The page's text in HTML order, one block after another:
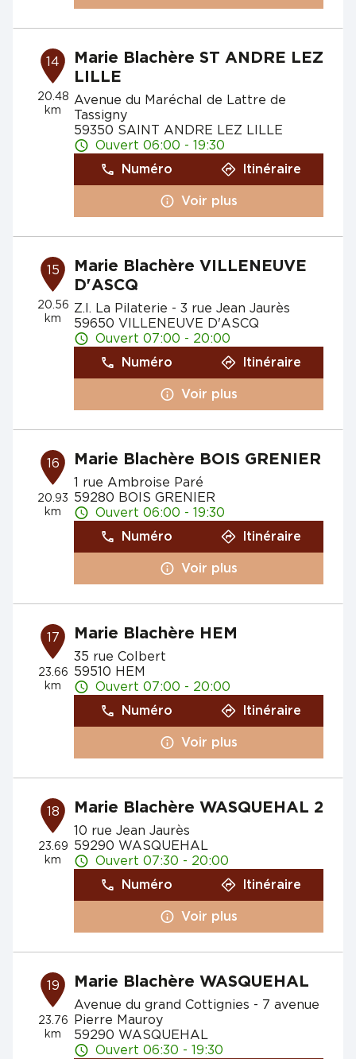
14
20.48
km
Marie Blachère ST ANDRE LEZ
LILLE
Avenue du Maréchal de Lattre de
Tassigny
59350 SAINT ANDRE LEZ LILLE
Ouvert 06:00 - 19:30
Numéro
Itinéraire
Voir plus
15
20.56
km
Marie Blachère VILLENEUVE
D'ASCQ
Z.I. La Pilaterie - 3 rue Jean Jaurès
59650 VILLENEUVE D'ASCQ
Ouvert 07:00 - 20:00
Numéro
Itinéraire
Voir plus
16
20.93
km
Marie Blachère BOIS GRENIER
1 rue Ambroise Paré
59280 BOIS GRENIER
Ouvert 06:00 - 19:30
Numéro
Itinéraire
Voir plus
17
23.66
km
Marie Blachère HEM
35 rue Colbert
59510 HEM
Ouvert 07:00 - 20:00
Numéro
Itinéraire
Voir plus
18
23.69
km
Marie Blachère WASQUEHAL 2
10 rue Jean Jaurès
59290 WASQUEHAL
Ouvert 07:30 - 20:00
Numéro
Itinéraire
Voir plus
19
23.76
km
Marie Blachère WASQUEHAL
Avenue du grand Cottignies - 7 avenue
Pierre Mauroy
59290 WASQUEHAL
Ouvert 06:30 - 19:30